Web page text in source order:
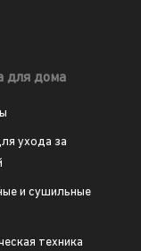
для дома
ухода за
и сушильные
техника